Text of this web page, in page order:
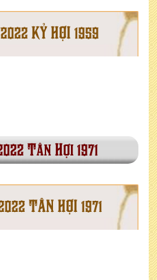
KỶ HỢI 1959
Tân Hợi 1971
TÂN HỢI 1971